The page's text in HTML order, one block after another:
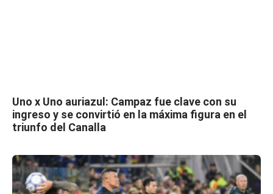
Uno x Uno auriazul: Campaz fue clave con su
ingreso y se convirtió en la máxima figura en el
triunfo del Canalla